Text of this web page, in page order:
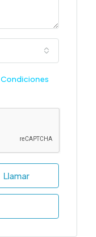
Condiciones
Llamar